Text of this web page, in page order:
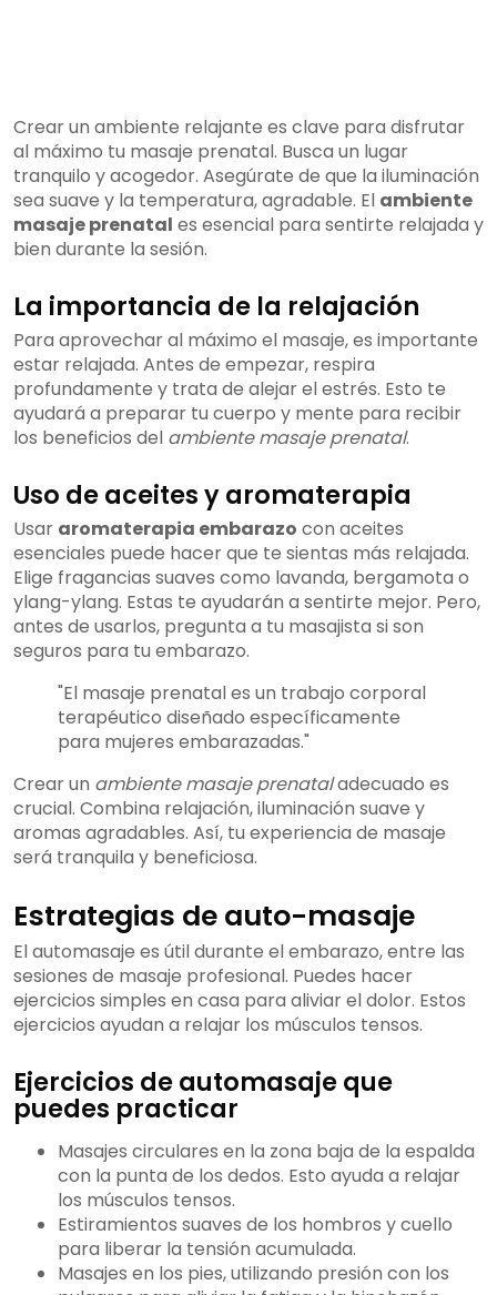
Crear un ambiente relajante es clave para disfrutar
al máximo tu masaje prenatal. Busca un lugar
tranquilo y acogedor. Asegúrate de que la iluminación
sea suave y la temperatura, agradable. El ambiente
masaje prenatal es esencial para sentirte relajada y
bien durante la sesión.
La importancia de la relajación
Para aprovechar al máximo el masaje, es importante
estar relajada. Antes de empezar, respira
profundamente y trata de alejar el estrés. Esto te
ayudará a preparar tu cuerpo y mente para recibir
los beneficios del ambiente masaje prenatal.
Uso de aceites y aromaterapia
Usar aromaterapia embarazo con aceites
esenciales puede hacer que te sientas más relajada.
Elige fragancias suaves como lavanda, bergamota o
ylang-ylang. Estas te ayudarán a sentirte mejor. Pero,
antes de usarlos, pregunta a tu masajista si son
seguros para tu embarazo.
"El masaje prenatal es un trabajo corporal
terapéutico diseñado específicamente
para mujeres embarazadas."
Crear un ambiente masaje prenataladecuado es
crucial. Combina relajación, iluminación suave y
aromas agradables. Así, tu experiencia de masaje
será tranquila y beneficiosa.
Estrategias de auto-masaje
El automasaje es útil durante el embarazo, entre las
sesiones de masaje profesional. Puedes hacer
ejercicios simples en casa para aliviar el dolor. Estos
ejercicios ayudan a relajar los músculos tensos.
Ejercicios de automasaje que
puedes practicar
Masajes circulares en la zona baja de la espalda
con la punta de los dedos. Esto ayuda a relajar
los músculos tensos.
Estiramientos suaves de los hombros y cuello
para liberar la tensión acumulada.
Masajes en los pies, utilizando presión con los